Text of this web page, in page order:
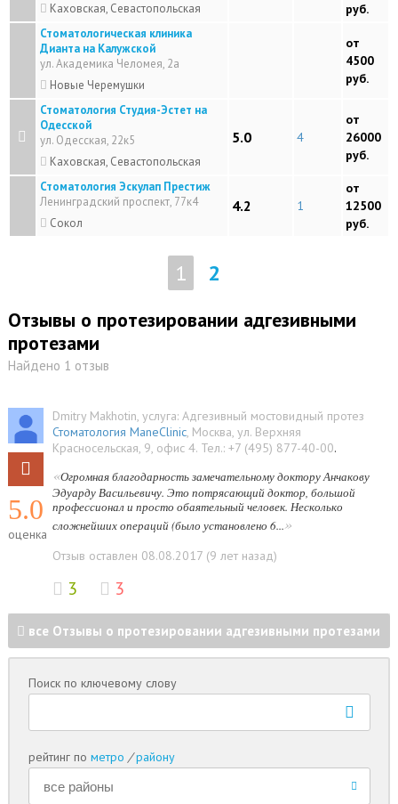
Каховская, Севастопольская
руб.
Стоматологическая клиника
Дианта на Калужской
ул. Академика Челомея, 2а
Новые Черемушки
от
4500
руб.
Стоматология Студия-Эстет на
Одесской
ул. Одесская, 22к5
Каховская, Севастопольская
5.0 4
от
26000
руб.
Стоматология Эскулап Престиж
Ленинградский проспект, 77к4
Сокол
4.2 1
от
12500
руб.
1 2
Отзывы о протезировании адгезивными
протезами
Найдено 1 отзыв
5.0
оценка
Dmitry Makhotin, услуга: Адгезивный мостовидный протез
Стоматология ManeClinic, Москва, ул. Верхняя
Красносельская, 9, офис 4. Тел.: +7 (495) 877-40-00.
«Огромная благодарность замечательному доктору Анчакову
Эдуарду Васильевичу. Это потрясающий доктор, большой
профессионал и просто обаятельный человек. Несколько
сложнейших операций (было установлено 6...»
Отзыв оставлен 08.08.2017 (9 лет назад)
3 3
все Отзывы о протезировании адгезивными протезами
Поиск по ключевому слову
рейтинг пометро / району